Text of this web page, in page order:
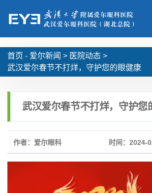
首页 - 爱尔新闻 > 医院动态 >
武汉爱尔春节不打烊，守护您的眼健康
武汉爱尔春节不打烊，守护您
作者：爱尔眼科 时间：2024-